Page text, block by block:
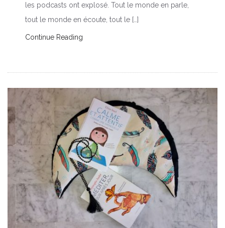
les podcasts ont explosé. Tout le monde en parle,
tout le monde en écoute, tout le […]
Continue Reading